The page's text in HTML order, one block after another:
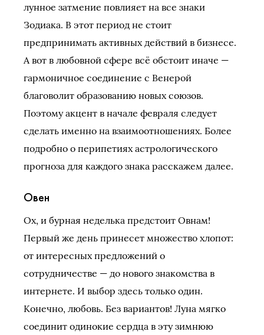
лунное затмение повлияет на все знаки
Зодиака. В этот период не стоит
предпринимать активных действий в бизнесе.
А вот в любовной сфере всё обстоит иначе —
гармоничное соединение с Венерой
благоволит образованию новых союзов.
Поэтому акцент в начале февраля следует
сделать именно на взаимоотношениях. Более
подробно о перипетиях астрологического
прогноза для каждого знака расскажем далее.
Овен
Ох, и бурная неделька предстоит Овнам!
Первый же день принесет множество хлопот:
от интересных предложений о
сотрудничестве — до нового знакомства в
интернете. И выбор здесь только один.
Конечно, любовь. Без вариантов! Луна мягко
соединит одинокие сердца в эту зимнюю